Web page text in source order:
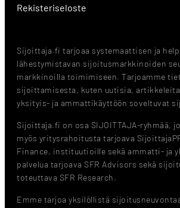
Rekisteriseloste
Sijoittaja.fi tarjoaa systemaattisen ja
lähestymistavan sijoitusmarkkinoiden
markkinoilla toimimiseen. Tarjoamme
sijoittamisesta, kuten uutisia, artikkeleita
yksityis- ja ammattikäyttöön soveltuvat
Sijoittaja.fi on osa SIJOITTAJA-ryhmää,
myös yritysrahoitusta tarjoava
Finance, instituutioille sekä ammatti- ja
palvelua tarjoava SFR Advisors sekä
toteuttava SFR Research.
Emme tarjoa yksilöllistä